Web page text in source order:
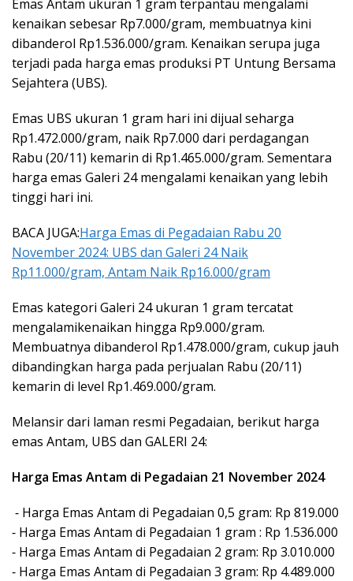
Emas Antam ukuran 1 gram terpantau mengalami
kenaikan sebesar Rp7.000/gram, membuatnya kini
dibanderol Rp1.536.000/gram. Kenaikan serupa juga
terjadi pada harga emas produksi PT Untung Bersama
Sejahtera (UBS).
Emas UBS ukuran 1 gram hari ini dijual seharga
Rp1.472.000/gram, naik Rp7.000 dari perdagangan
Rabu (20/11) kemarin di Rp1.465.000/gram. Sementara
harga emas Galeri 24 mengalami kenaikan yang lebih
tinggi hari ini.
BACA JUGA:Harga Emas di Pegadaian Rabu 20
November 2024: UBS dan Galeri 24 Naik
Rp11.000/gram, Antam Naik Rp16.000/gram
Emas kategori Galeri 24 ukuran 1 gram tercatat
mengalamikenaikan hingga Rp9.000/gram.
Membuatnya dibanderol Rp1.478.000/gram, cukup jauh
dibandingkan harga pada perjualan Rabu (20/11)
kemarin di level Rp1.469.000/gram.
Melansir dari laman resmi Pegadaian, berikut harga
emas Antam, UBS dan GALERI 24:
Harga Emas Antam di Pegadaian 21 November 2024
⁃ Harga Emas Antam di Pegadaian 0,5 gram: Rp 819.000
⁃ Harga Emas Antam di Pegadaian 1 gram : Rp 1.536.000
⁃ Harga Emas Antam di Pegadaian 2 gram: Rp 3.010.000
⁃ Harga Emas Antam di Pegadaian 3 gram: Rp 4.489.000